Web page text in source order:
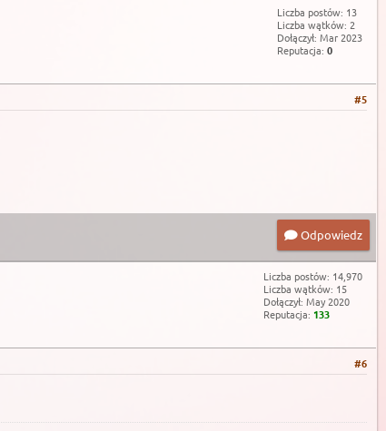
Liczba postów: 13
Liczba wątków: 2
Dołączył: Mar 2023
Reputacja: 0
#5
Odpowiedz
Liczba postów: 14,970
Liczba wątków: 15
Dołączył: May 2020
Reputacja: 133
#6